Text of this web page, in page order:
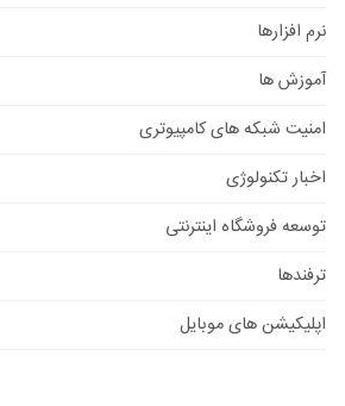
نرم افزارها
آموزش ها
امنیت شبکه های کامپیوتری
اخبار تکنولوژی
توسعه فروشگاه اینترنتی
ترفندها
اپلیکیشن های موبایل